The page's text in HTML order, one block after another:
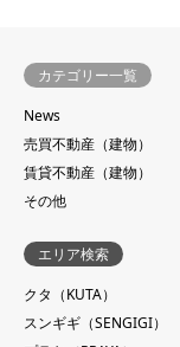
カテゴリー一覧
News
売買不動産（建物）
賃貸不動産（建物）
その他
エリア検索
クタ（KUTA）
スンギギ（SENGIGI）